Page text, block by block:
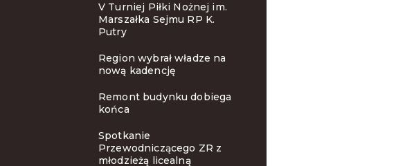
V Turniej Piłki Nożnej im.
Marszałka Sejmu RP K.
Putry
Region wybrał władze na
nową kadencję
Remont budynku dobiega
końca
Spotkanie
Przewodniczącego ZR z
młodzieżą licealną